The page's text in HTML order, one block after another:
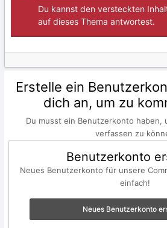
Du kannst den versteckten
auf dieses Thema antwortest.
Erstelle ein
dich an, um zu
Du musst ein Benutzerkonto haben,
verfassen zu
Benutzerkonto
Neues Benutzerkonto für unsere
einfach!
Neues Benutzerkonto